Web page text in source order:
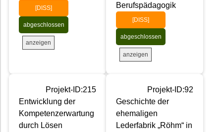
[DISS]
abgeschlossen
anzeigen
Berufspädagogik
[DISS]
abgeschlossen
anzeigen
Projekt-ID:215
Entwicklung der
Kompetenzerwartung
durch Lösen
Projekt-ID:92
Geschichte der
ehemaligen
Lederfabrik „Röhm“ in